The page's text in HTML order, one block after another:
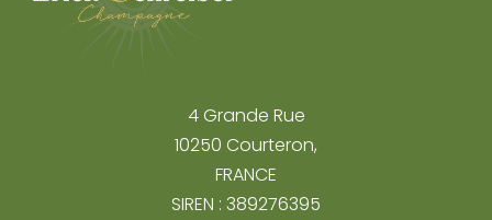
4 Grande Rue
10250 Courteron,
FRANCE
SIREN : 389276395